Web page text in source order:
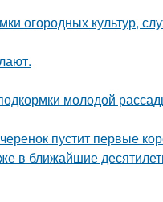
огородных культур,
молодой
пустит первые
в ближайшие